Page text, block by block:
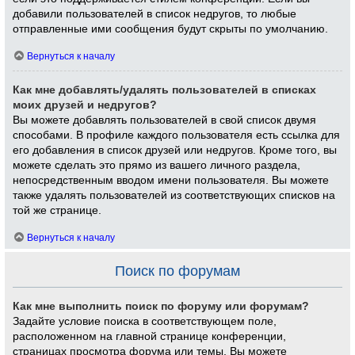
добавили пользователей в список недругов, то любые
отправленные ими сообщения будут скрыты по умолчанию.
Вернуться к началу
Как мне добавлять/удалять пользователей в списках
моих друзей и недругов?
Вы можете добавлять пользователей в свой список двумя
способами. В профиле каждого пользователя есть ссылка для
его добавления в список друзей или недругов. Кроме того, вы
можете сделать это прямо из вашего личного раздела,
непосредственным вводом имени пользователя. Вы можете
также удалять пользователей из соответствующих списков на
той же странице.
Вернуться к началу
Поиск по форумам
Как мне выполнить поиск по форуму или форумам?
Задайте условие поиска в соответствующем поле,
расположенном на главной странице конференции,
страницах просмотра форума или темы. Вы можете